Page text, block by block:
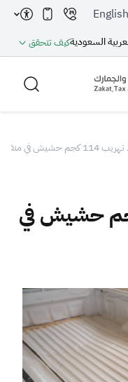
السعوديةكيف تتحقق
English
المضافة
في منفذ الربع الخالي
تهريب 114 كجم حشيش في